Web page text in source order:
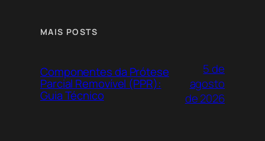
MAIS POSTS
Componentes da Prótese
Parcial Removível (PPR):
Guia Técnico
5 de
agosto
de 2026